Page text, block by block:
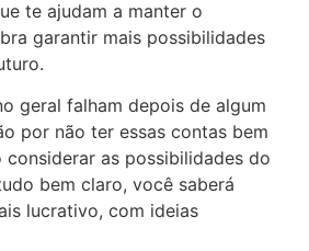
te ajudam a manter o
garantir mais possibilidades
geral falham depois de algum
por não ter essas contas bem
considerar as possibilidades do
bem claro, você saberá
lucrativo, com ideias